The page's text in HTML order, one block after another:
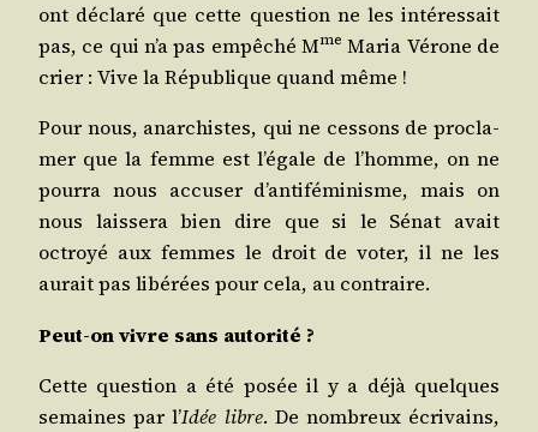
ont décla­ré que cette ques­tion ne les inté­res­sait
pas, ce qui n’a pas empê­ché Mme Maria Vérone de
crier : Vive la Répu­blique quand même !
Pour nous, anar­chistes, qui ne ces­sons de pro­cla­
mer que la femme est l’égale de l’homme, on ne
pour­ra nous accu­ser d’antiféminisme, mais on
nous lais­se­ra bien dire que si le Sénat avait
octroyé aux femmes le droit de voter, il ne les
aurait pas libé­rées pour cela, au contraire.
Peut-on vivre sans autorité ?
Cette ques­tion a été posée il y a déjà quelques
semaines par l’Idée libre. De nom­breux écri­vains,